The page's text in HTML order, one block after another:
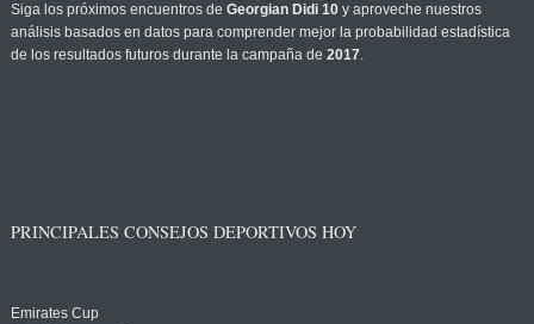
Siga los próximos encuentros de Georgian Didi 10y aproveche nuestros
análisis basados en datos para comprender mejor la probabilidad estadística
de los resultados futuros durante la campaña de 2017.
PRINCIPALES CONSEJOS DEPORTIVOS HOY
Emirates Cup